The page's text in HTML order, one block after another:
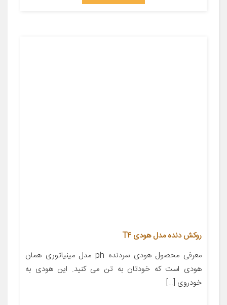
روکش دنده مدل هودی T4
معرفی محصول هودی سردنده ph مدل مینیاتوری همان
هودی است که خودتان به تن می کنید. این هودی به
خودروی […]